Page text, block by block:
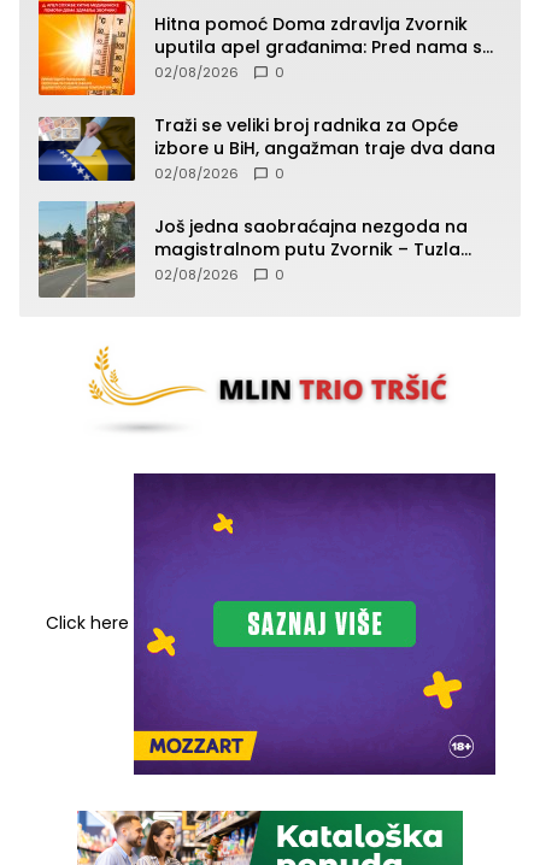
Hitna pomoć Doma zdravlja Zvornik
uputila apel građanima: Pred nama su
temperature do 40°C, oprez zbog
02/08/2026 0
Traži se veliki broj radnika za Opće
izbore u BiH, angažman traje dva dana
02/08/2026 0
Još jedna saobraćajna nezgoda na
magistralnom putu Zvornik – Tuzla
(FOTO)
02/08/2026 0
Click here